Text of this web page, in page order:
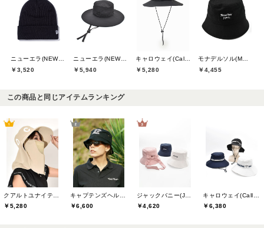
ニューエラ(NEW ERA)
￥3,520
ニューエラ(NEW ERA)
￥5,940
キャロウェイ(Callaway)
￥5,280
モナデルソル(MONA DELSOL)
￥4,455
この商品と同じアイテムランキング
クアルトユナイテッド(CUARTO UNITED)
￥5,280
キャプテンズヘルムゴルフ(Captains Helm Golf)
￥6,600
ジャックバニー(Jack Bunny)
￥4,620
キャロウェイ(Callaway)
￥6,380